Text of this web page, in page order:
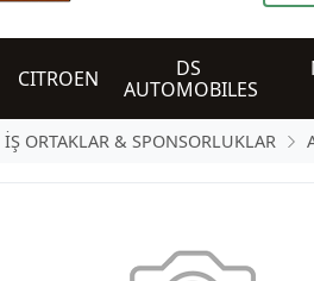
CITROEN
DS
AUTOMOBILES
İŞ ORTAKLAR & SPONSORLUKLAR